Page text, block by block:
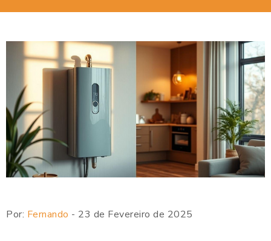
Por: Fernando - 23 de Fevereiro de 2025